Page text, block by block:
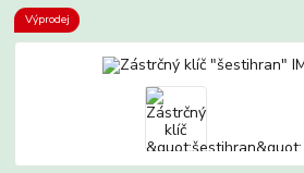
Výprodej